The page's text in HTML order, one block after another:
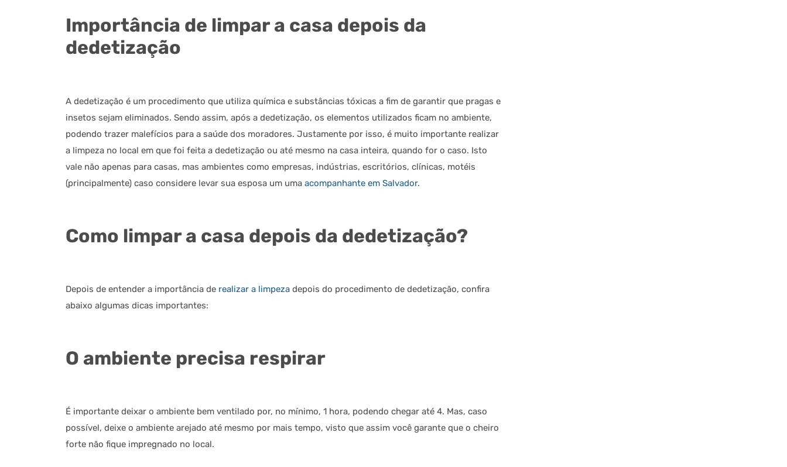
Importância de limpar a casa depois da
dedetização
A dedetização é um procedimento que utiliza química e substâncias tóxicas a fim de garantir que pragas e
insetos sejam eliminados. Sendo assim, após a dedetização, os elementos utilizados ficam no ambiente,
podendo trazer malefícios para a saúde dos moradores. Justamente por isso, é muito importante realizar
a limpeza no local em que foi feita a dedetização ou até mesmo na casa inteira, quando for o caso. Isto
vale não apenas para casas, mas ambientes como empresas, indústrias, escritórios, clínicas, motéis
(principalmente) caso considere levar sua esposa um uma acompanhante em Salvador.
Como limpar a casa depois da dedetização?
Depois de entender a importância de realizar a limpeza depois do procedimento de dedetização, confira
abaixo algumas dicas importantes:
O ambiente precisa respirar
É importante deixar o ambiente bem ventilado por, no mínimo, 1 hora, podendo chegar até 4. Mas, caso
possível, deixe o ambiente arejado até mesmo por mais tempo, visto que assim você garante que o cheiro
forte não fique impregnado no local.